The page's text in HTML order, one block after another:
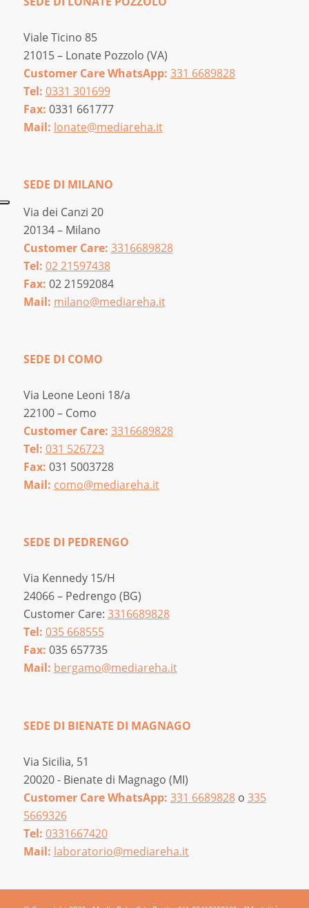
Viale Ticino 85
21015 – Lonate Pozzolo (VA)
Customer Care WhatsApp: 331 6689828
Tel: 0331 301699
Fax: 0331 661777
Mail: lonate@mediareha.it
SEDE DI MILANO
Via dei Canzi 20
20134 – Milano
Customer Care: 3316689828
Tel: 02 21597438
Fax: 02 21592084
Mail: milano@mediareha.it
SEDE DI COMO
Via Leone Leoni 18/a
22100 – Como
Customer Care: 3316689828
Tel: 031 526723
Fax: 031 5003728
Mail: como@mediareha.it
SEDE DI PEDRENGO
Via Kennedy 15/H
24066 – Pedrengo (BG)
Customer Care: 3316689828
Tel: 035 668555
Fax: 035 657735
Mail: bergamo@mediareha.it
SEDE DI BIENATE DI MAGNAGO
Via Sicilia, 51
20020 - Bienate di Magnago (MI)
Customer Care WhatsApp: 331 6689828o 335
5669326
Tel: 0331667420
Mail: laboratorio@mediareha.it